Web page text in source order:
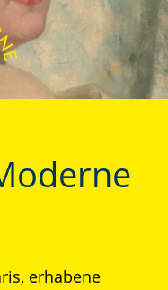
erhabene